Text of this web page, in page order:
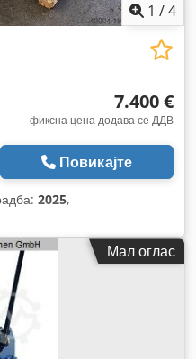
1 /4
7.400 €
фиксна цена додава се ДДВ
Повикајте
2025,
Мал оглас